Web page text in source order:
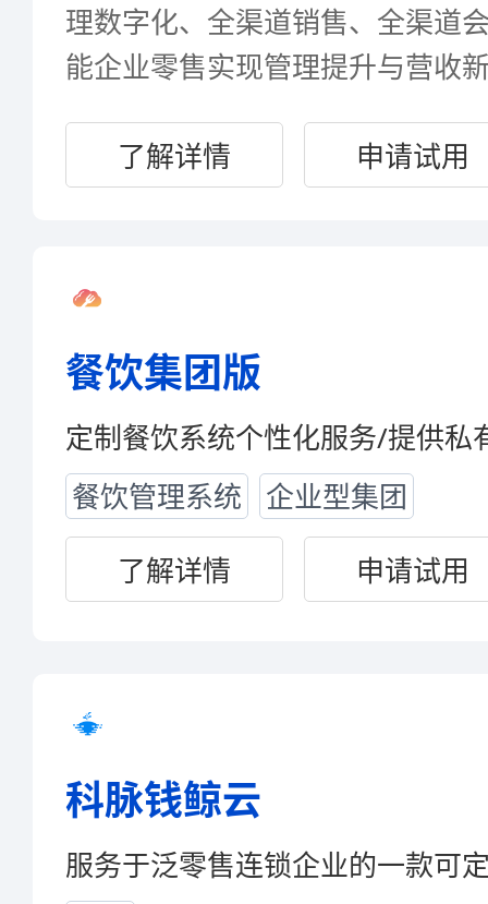
理数字化、全渠道销售、全渠道
能企业零售实现管理提升与营收
了解详情 申请试用
餐饮集团版
定制餐饮系统个性化服务/提供私
餐饮管理系统
企业型集团
了解详情
申请试用
科脉钱鲸云
服务于泛零售连锁企业的一款可